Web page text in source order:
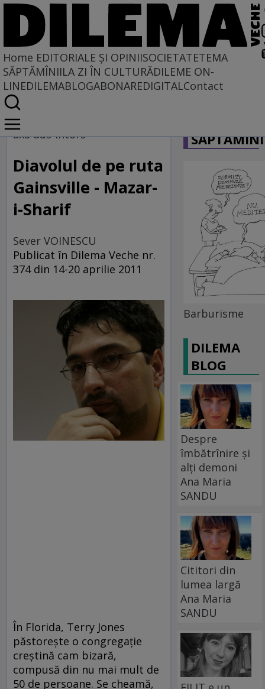
Home EDITORIALE ȘI OPINIISOCIETATETEMA
SĂPTĂMÎNIILA ZI ÎN CULTURĂDILEME ON-
LINEDILEMABLOGABONAREDIGITALContact
Home
EDITORIALE ȘI OPINII
axa dus-întors
Diavolul de pe ruta
Gainsville - Mazar-
i-Sharif
Sever VOINESCU
Publicat în Dilema Veche nr.
374 din 14-20 aprilie 2011
În Florida, Terry Jones
păstoreşte o congregaţie
creştină cam bizară,
compusă din nu mai mult de
50 de persoane. Se cheamă,
Barburisme
DILEMA
BLOG
Despre
îmbătrînire și
alți demoni
Ana Maria
SANDU
Cititori din
lumea largă
Ana Maria
SANDU